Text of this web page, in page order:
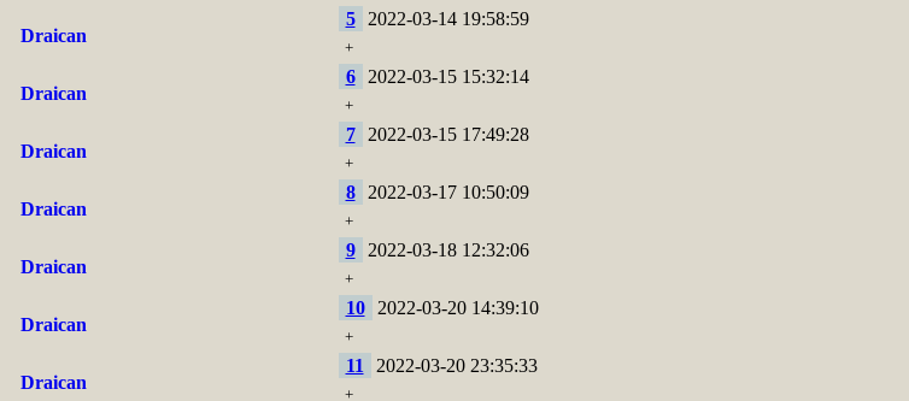
Draican
5 2022-03-14 19:58:59
+
Draican
6 2022-03-15 15:32:14
+
Draican
7 2022-03-15 17:49:28
+
Draican
8 2022-03-17 10:50:09
+
Draican
9 2022-03-18 12:32:06
+
Draican
10 2022-03-20 14:39:10
+
Draican
11 2022-03-20 23:35:33
+